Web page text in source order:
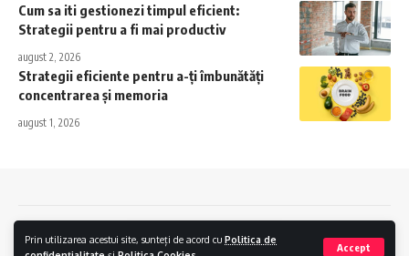
Prin utilizarea acestui site, sunteți de acord cu Politica de
Accept
Cum sa iti gestionezi timpul eficient:
Strategii pentru a fi mai productiv
august 2, 2026
Strategii eficiente pentru a-ți îmbunătăți
concentrarea și memoria
august 1, 2026